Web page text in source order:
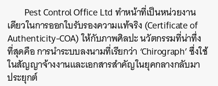
Pest Control Office Ltd ทำหน้าที่เป็นหน่วยงาน
เดียวในการออกใบรับรองความแท้จริง (Certificate of
Authenticity-COA) ให้กับภาพศิลปะ นวัตกรรมที่น่าทึ่ง
ที่สุดคือ การนำระบบลงนามที่เรียกว่า ‘Chirograph’ ซึ่งใช้
ในสัญญาจ้างงานและเอกสารสำคัญในยุคกลางกลับมา
ประยุกต์